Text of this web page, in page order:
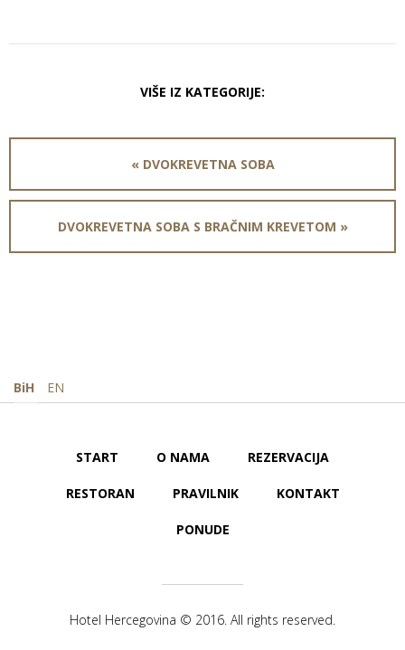
VIŠE IZ KATEGORIJE:
« DVOKREVETNA SOBA
DVOKREVETNA SOBA S BRAČNIM KREVETOM »
BiH EN
START O NAMA REZERVACIJA
RESTORAN PRAVILNIK KONTAKT
PONUDE
Hotel Hercegovina © 2016. All rights reserved.